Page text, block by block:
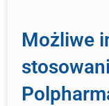
Możliwe